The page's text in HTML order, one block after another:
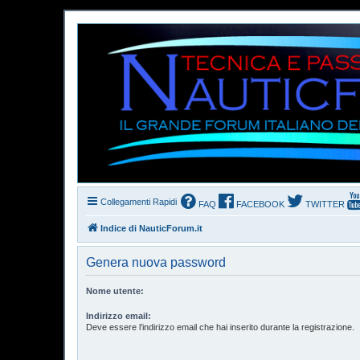
Collegamenti Rapidi FAQ FACEBOOK TWITTER
Indice di NauticForum.it
Genera nuova password
Nome utente:
Indirizzo email:
Deve essere l’indirizzo email che hai inserito durante la registrazione.